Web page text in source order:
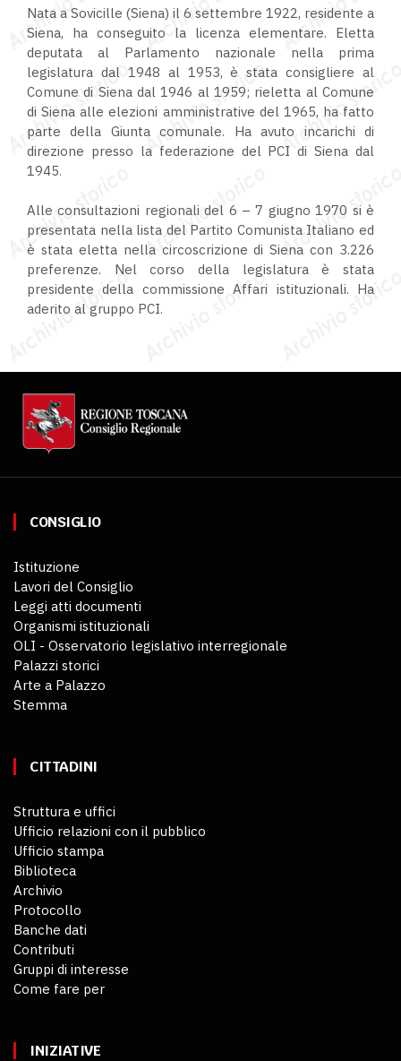
Nata a Sovicille (Siena) il 6 settembre 1922, residente a
Siena, ha conseguito la licenza elementare. Eletta
deputata al Parlamento nazionale nella prima
legislatura dal 1948 al 1953, è stata consigliere al
Comune di Siena dal 1946 al 1959; rieletta al Comune
di Siena alle elezioni amministrative del 1965, ha fatto
parte della Giunta comunale. Ha avuto incarichi di
direzione presso la federazione del PCI di Siena dal
1945.
Alle consultazioni regionali del 6 – 7 giugno 1970 si è
presentata nella lista del Partito Comunista Italiano ed
è stata eletta nella circoscrizione di Siena con 3.226
preferenze. Nel corso della legislatura è stata
presidente della commissione Affari istituzionali. Ha
aderito al gruppo PCI.
CONSIGLIO
Istituzione
Lavori del Consiglio
Leggi atti documenti
Organismi istituzionali
OLI - Osservatorio legislativo interregionale
Palazzi storici
Arte a Palazzo
Stemma
CITTADINI
Struttura e uffici
Ufficio relazioni con il pubblico
Ufficio stampa
Biblioteca
Archivio
Protocollo
Banche dati
Contributi
Gruppi di interesse
Come fare per
INIZIATIVE